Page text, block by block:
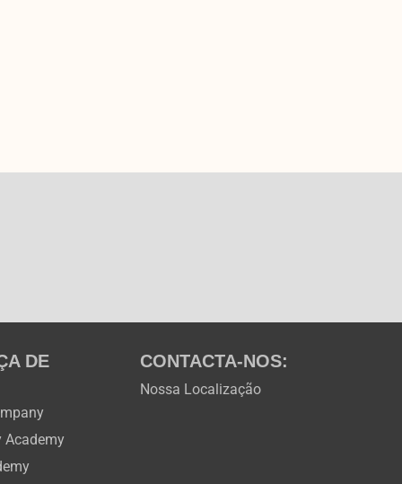
DE
Academy
CONTACTA-NOS:
Nossa Localização